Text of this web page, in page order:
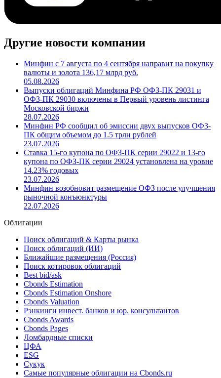
Другие новости компании
Минфин с 7 августа по 4 сентября направит на покупку
валюты и золота 136,17 млрд руб.
05.08.2026
Выпуски облигаций Минфина РФ ОФЗ-ПК 29031 и
ОФЗ-ПК 29030 включены в Первый уровень листинга
Московской биржи
28.07.2026
Минфин РФ сообщил об эмиссии двух выпусков ОФЗ-
ПК общим объемом до 1.5 трлн рублей
23.07.2026
Ставка 15-го купона по ОФЗ-ПК серии 29022 и 13-го
купона по ОФЗ-ПК серии 29024 установлена на уровне
14.23% годовых
Минфин возобновит размещение ОФЗ после улучшения
22.07.2026
Облигации
Поиск облигаций & Карты рынка
Поиск облигаций (ИИ)
Ближайшие размещения (Россия)
Поиск котировок облигаций
Best bid/ask
Cbonds Estimation
Cbonds Estimation Onshore
Cbonds Valuation
Рэнкинги инвест. банков и юр. консультантов
Cbonds Awards
Cbonds Pages
Ломбардные списки